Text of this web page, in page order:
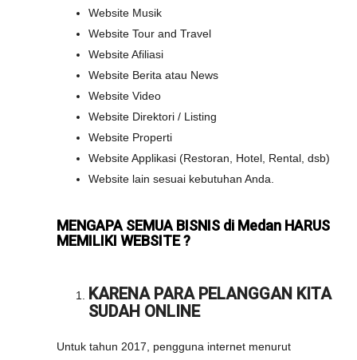
Website Musik
Website Tour and Travel
Website Afiliasi
Website Berita atau News
Website Video
Website Direktori / Listing
Website Properti
Website Applikasi (Restoran, Hotel, Rental, dsb)
Website lain sesuai kebutuhan Anda.
MENGAPA SEMUA BISNIS di Medan HARUS
MEMILIKI WEBSITE ?
KARENA PARA PELANGGAN KITA
SUDAH ONLINE
Untuk tahun 2017, pengguna internet menurut